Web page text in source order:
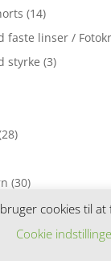
(14)
faste linser /
styrke (3)
(30)
voksen (3)
cookies til
Cookie